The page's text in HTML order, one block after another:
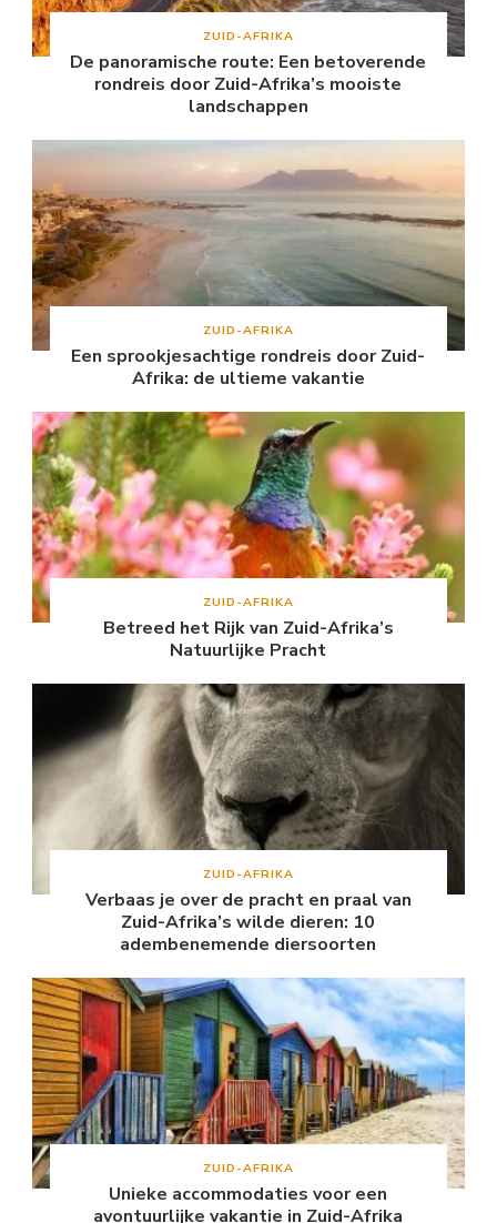
ZUID-AFRIKA
De panoramische route: Een betoverende
rondreis door Zuid-Afrika’s mooiste
landschappen
ZUID-AFRIKA
Een sprookjesachtige rondreis door Zuid-
Afrika: de ultieme vakantie
ZUID-AFRIKA
Betreed het Rijk van Zuid-Afrika’s
Natuurlijke Pracht
ZUID-AFRIKA
Verbaas je over de pracht en praal van
Zuid-Afrika’s wilde dieren: 10
adembenemende diersoorten
ZUID-AFRIKA
Unieke accommodaties voor een
avontuurlijke vakantie in Zuid-Afrika